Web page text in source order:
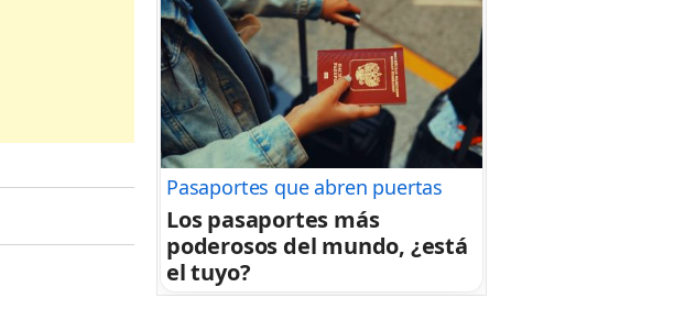
Pasaportes que abren puertas
Los pasaportes más
poderosos del mundo, ¿está
el tuyo?